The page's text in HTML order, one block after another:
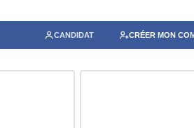
CANDIDAT CRÉER MON